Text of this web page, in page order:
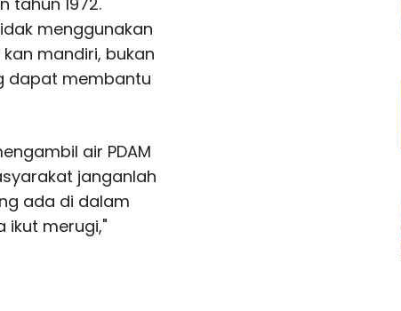
menggunakan
mandiri, bukan
dapat membantu
air PDAM
janganlah
ada di dalam
ikut merugi,"